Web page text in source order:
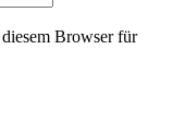
Browser für